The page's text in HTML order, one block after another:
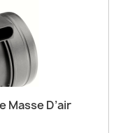
Masse D’air